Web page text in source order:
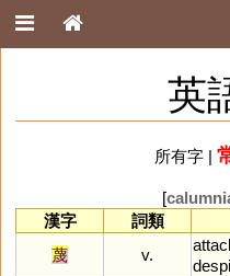
英
所有字|
[
漢字
詞類
蔑
v.